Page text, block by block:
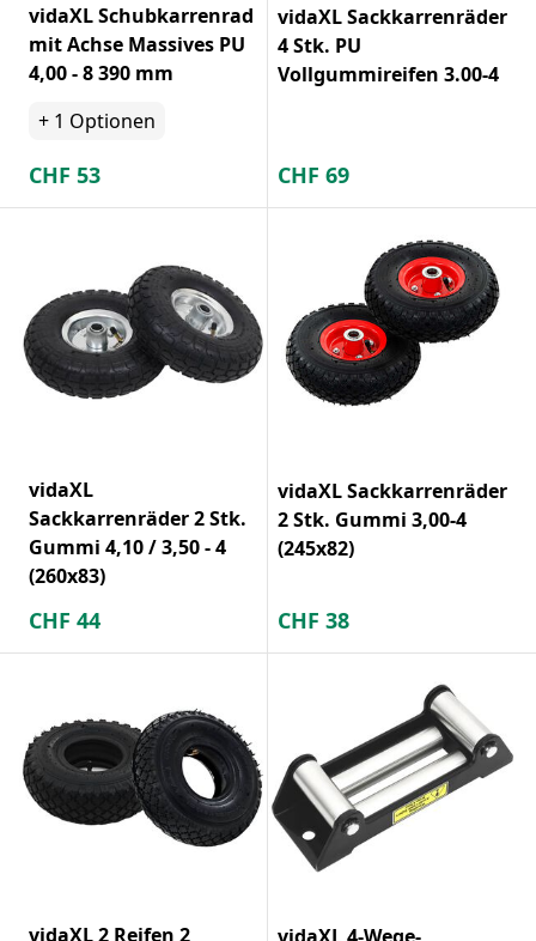
vidaXL Schubkarrenrad
mit Achse Massives PU
4,00 - 8 390 mm
+ 1 Optionen
CHF 53
vidaXL Sackkarrenräder
4 Stk. PU
Vollgummireifen 3.00-4
CHF 69
vidaXL
Sackkarrenräder 2 Stk.
Gummi 4,10 / 3,50 - 4
(260x83)
CHF 44
vidaXL Sackkarrenräder
2 Stk. Gummi 3,00-4
(245x82)
CHF 38
vidaXL 2 Reifen 2